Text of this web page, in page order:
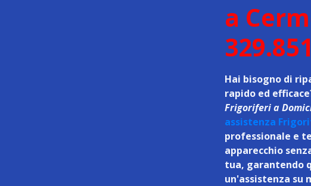
a
Hai bisogno di
rapido ed
Frigoriferi a
assistenza
professionale e
apparecchio
tua, garantendo
un'assistenza su